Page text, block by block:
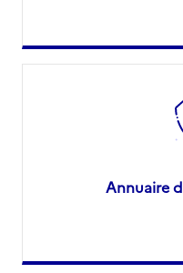
Annuaire